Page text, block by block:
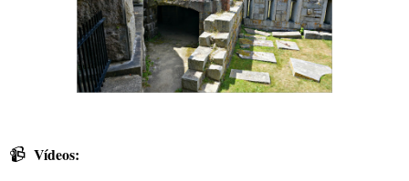
📹 Vídeos: